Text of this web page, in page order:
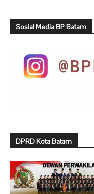
Sosial Media BP Batam
DPRD Kota Batam